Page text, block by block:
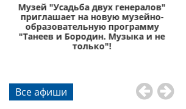
Музей "Усадьба двух генералов"
приглашает на новую музейно-
образовательную программу
"Танеев и Бородин. Музыка и не
только"!
Все афиши